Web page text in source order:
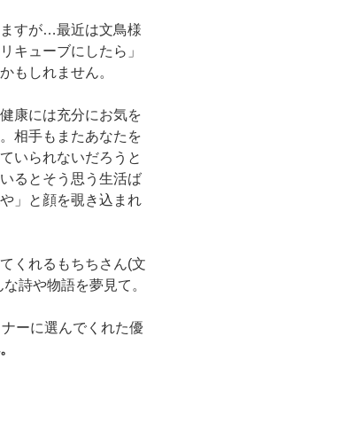
すが…最近は文鳥様
キューブにしたら」
もしれません。
康には充分にお気を
相手もまたあなたを
いられないだろうと
るとそう思う生活ば
」と顔を覗き込まれ
くれるもちちさん(文
詩や物語を夢見て。
ーに選んでくれた優